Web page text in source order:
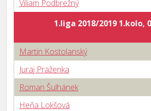
Viliam Podbrežný
1.liga 2018/2019 1.kolo,
Martin Kostolanský
Juraj Praženka
Roman Šulhánek
Heňa Lokšová